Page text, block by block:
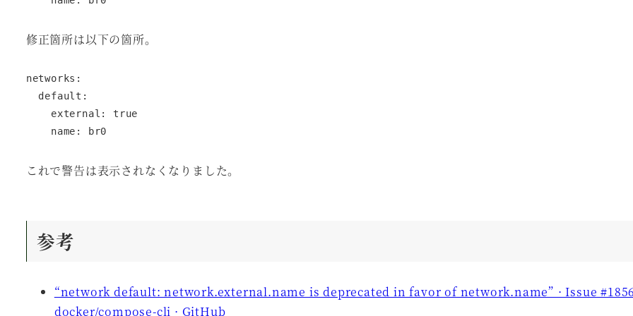
修正箇所は以下の箇所。
networks:
    name: br0
これで警告は表示されなくなりました。
参考
“network default: network.external.name is deprecated in favor of network.name” · Issue
docker/compose-cli · GitHub